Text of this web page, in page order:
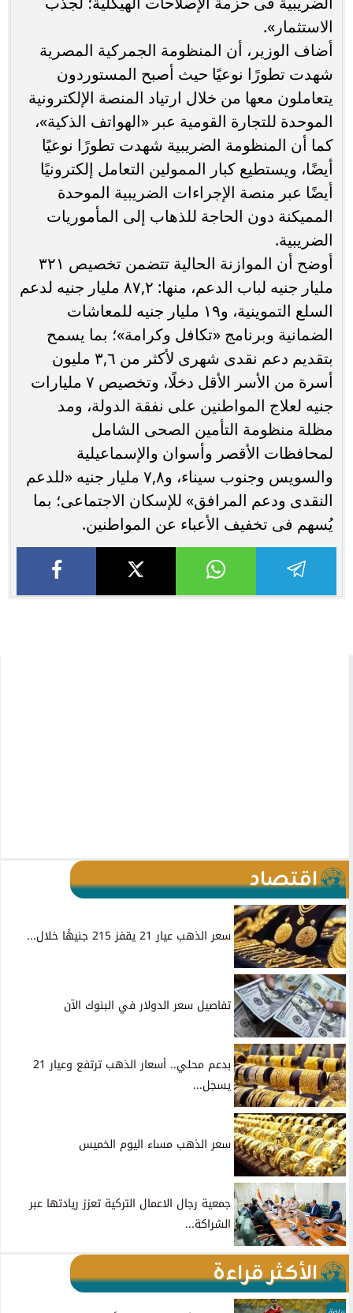
الاستثمار».
أضاف الوزير، أن المنظومة الجمركية المصرية
شهدت تطورًا نوعيًا حيث أصبح المستوردون
يتعاملون معها من خلال ارتياد المنصة الإلكترونية
الموحدة للتجارة القومية عبر «الهواتف الذكية»،
كما أن المنظومة الضريبية شهدت تطورًا نوعيًا
أيضًا، ويستطيع كبار الممولين التعامل إلكترونيًا
أيضًا عبر منصة الإجراءات الضريبية الموحدة
المميكنة دون الحاجة للذهاب إلى المأموريات
الضريبية.
أوضح أن الموازنة الحالية تتضمن تخصيص ٣٢١
مليار جنيه لباب الدعم، منها: ٨٧,٢ مليار جنيه لدعم
السلع التموينية، و١٩ مليار جنيه للمعاشات
الضمانية وبرنامج «تكافل وكرامة»؛ بما يسمح
بتقديم دعم نقدی شهرى لأكثر من ٣,٦ مليون
أسرة من الأسر الأقل دخلًا، وتخصيص ٧ مليارات
جنيه لعلاج المواطنين على نفقة الدولة، ومد
مظلة منظومة التأمين الصحى الشامل
لمحافظات الأقصر وأسوان والإسماعيلية
والسويس وجنوب سيناء، و٧,٨ مليار جنيه «للدعم
النقدى ودعم المرافق» للإسكان الاجتماعى؛ بما
يُسهم فى تخفيف الأعباء عن المواطنين.
اقتصاد
سعر الذهب عيار 21 يقفز 215 جنيهًا خلال...
تفاصيل سعر الدولار في البنوك الآن
بدعم محلي.. أسعار الذهب ترتفع وعيار 21
يسجل...
سعر الذهب مساء اليوم الخميس
جمعية رجال الاعمال التركية تعزز ريادتها عبر
الشراكة...
الأكثر قراءة